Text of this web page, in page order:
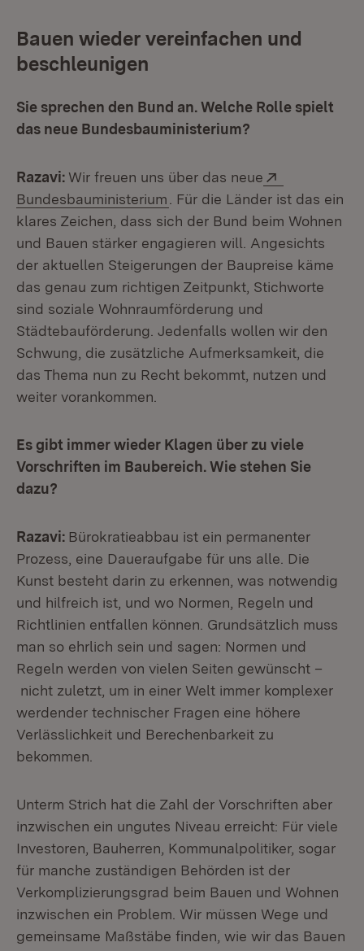
Bauen wieder vereinfachen und
beschleunigen
Sie sprechen den Bund an. Welche Rolle spielt
das neue Bundesbauministerium?
Razavi: Wir freuen uns über das neue
Bundesbauministerium (Öffnet in neuem Fenster)
. Für die Länder ist das ein
klares Zeichen, dass sich der Bund beim Wohnen
und Bauen stärker engagieren will. Angesichts
der aktuellen Steigerungen der Baupreise käme
das genau zum richtigen Zeitpunkt, Stichworte
sind soziale Wohnraumförderung und
Städtebauförderung. Jedenfalls wollen wir den
Schwung, die zusätzliche Aufmerksamkeit, die
das Thema nun zu Recht bekommt, nutzen und
weiter vorankommen.
Es gibt immer wieder Klagen über zu viele
Vorschriften im Baubereich. Wie stehen Sie
dazu?
Razavi: Bürokratieabbau ist ein permanenter
Prozess, eine Daueraufgabe für uns alle. Die
Kunst besteht darin zu erkennen, was notwendig
und hilfreich ist, und wo Normen, Regeln und
Richtlinien entfallen können. Grundsätzlich muss
man so ehrlich sein und sagen: Normen und
Regeln werden von vielen Seiten gewünscht –
nicht zuletzt, um in einer Welt immer komplexer
werdender technischer Fragen eine höhere
Verlässlichkeit und Berechenbarkeit zu
bekommen.
Unterm Strich hat die Zahl der Vorschriften aber
inzwischen ein ungutes Niveau erreicht: Für viele
Investoren, Bauherren, Kommunalpolitiker, sogar
für manche zuständigen Behörden ist der
Verkomplizierungsgrad beim Bauen und Wohnen
inzwischen ein Problem. Wir müssen Wege und
gemeinsame Maßstäbe finden, wie wir das Bauen